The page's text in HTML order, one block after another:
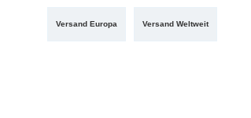
Versand Europa Versand Weltweit